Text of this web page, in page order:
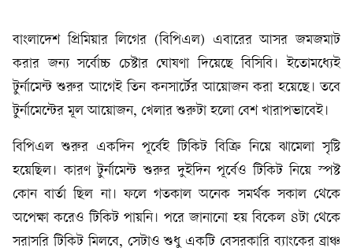
বাংলাদেশ প্রিমিয়ার লিগের (বিপিএল) এবারের আসর জমজমাট
করার জন্য সর্বোচ্চ চেষ্টার ঘোষণা দিয়েছে বিসিবি। ইতোমধ্যেই
টুর্নামেন্ট শুরুর আগেই তিন কনসার্টের আয়োজন করা হয়েছে। তবে
টুর্নামেন্টের মূল আয়োজন, খেলার শুরুটা হলো বেশ খারাপভাবেই।
বিপিএল শুরুর একদিন পূর্বেই টিকিট বিক্রি নিয়ে ঝামেলা সৃষ্টি
হয়েছিল। কারণ টুর্নামেন্ট শুরুর দুইদিন পূর্বেও টিকিট নিয়ে স্পষ্ট
কোন বার্তা ছিল না। ফলে গতকাল অনেক সমর্থক সকাল থেকে
অপেক্ষা করেও টিকিট পায়নি। পরে জানানো হয় বিকেল ৪টা থেকে
সরাসরি টিকিট মিলবে, সেটাও শুধু একটি বেসরকারি ব্যাংকের ব্রাঞ্চ